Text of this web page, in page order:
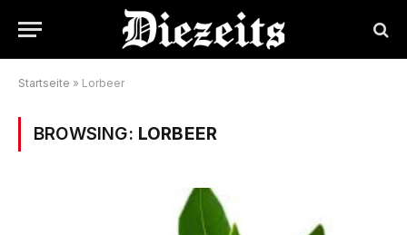
Startseite » Lorbeer
BROWSING: LORBEER